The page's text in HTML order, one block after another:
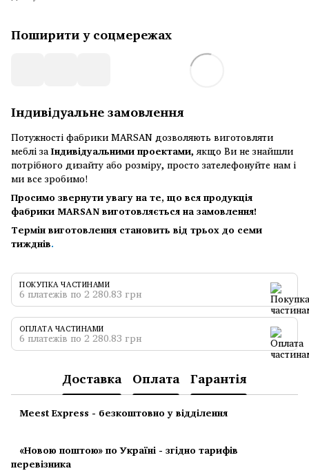
Поширити у соцмережах
Індивідуальне замовлення
Потужності фабрики MARSAN дозволяють виготовляти
меблі заІндивідуальними проектами, якщо Ви не знайшли
потрібного дизайту або розміру, просто зателефонуйте нам і
ми все зробимо!
Просимо звернути увагу на те, що вся продукція
фабрики MARSAN виготовляється на замовлення!
Термін виготовлення становить від трьох до семи
тижднів.
ПОКУПКА ЧАСТИНАМИ
6 платежів по 2 280.83 грн
ОПЛАТА ЧАСТИНАМИ
6 платежів по 2 280.83 грн
Доставка Оплата Гарантія
Meest Express - безкоштовно у відділення
«Новою поштою» по Україні - згідно тарифів
перевізника